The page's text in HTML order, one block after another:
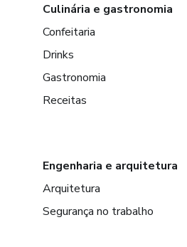
Culinária e gastronomia
Confeitaria
Drinks
Gastronomia
Receitas
Engenharia e arquitetura
Arquitetura
Segurança no trabalho